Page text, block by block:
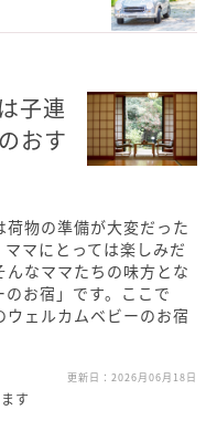
子連
おす
物の準備が大変だった
マにとっては楽しみだ
なママたちの味方とな
お宿」です。ここで
ェルカムベビーのお宿
更新日： 2026月06月18日
す